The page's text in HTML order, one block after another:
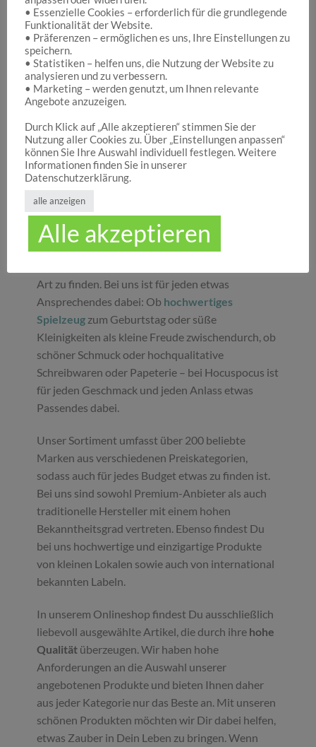
Hocuspocus – Ihr Onlineshop für die schönen
Dinge des Lebens
Hocuspocus ist die richtige Anlaufstelle für Dich,
wenn Du auf der Suche nach schönen
Geschenken , tollenSpielwarenoder
ansprechenderDekorationbist. Wir von
Hocuspocus wissen schöne Dinge stets zu
schätzen und legen daher großen Wert darauf,
dass bei uns Groß und Klein etwas finden, was sie
glücklich macht. Jeder Tag ist ein guter Anlass, um
seinen Liebsten oder sich selbst eine Freude zu
machen. Unser umfassendes Sortiment gibt Ihnen
Art zu finden. Bei uns ist für jeden etwas
Ansprechendes dabei: Ob hochwertiges
Spielzeug zum Geburtstag oder süße
Kleinigkeiten als kleine Freude zwischendurch, ob
schöner Schmuck oder hochqualitative
Schreibwaren oder Papeterie – bei Hocuspocus ist
für jeden Geschmack und jeden Anlass etwas
Passendes dabei.
Unser Sortiment umfasst über 200 beliebte
Marken aus verschiedenen Preiskategorien,
sodass auch für jedes Budget etwas zu finden ist.
Bei uns sind sowohl Premium-Anbieter als auch
traditionelle Hersteller mit einem hohen
Bekanntheitsgrad vertreten. Ebenso findest Du
bei uns hochwertige und einzigartige Produkte
von kleinen Lokalen sowie auch von international
bekannten Labeln.
In unserem Onlineshop findest Du ausschließlich
liebevoll ausgewählte Artikel, die durch ihre hohe
Qualität überzeugen. Wir haben hohe
Anforderungen an die Auswahl unserer
angebotenen Produkte und bieten Ihnen daher
aus jeder Kategorie nur das Beste an. Mit unseren
schönen Produkten möchten wir Dir dabei helfen,
etwas Zauber in Dein Leben zu bringen. Wenn
• Essenzielle Cookies – erforderlich für die grundlegende
Funktionalität der Website.
• Präferenzen – ermöglichen es uns, Ihre Einstellungen zu
speichern.
• Statistiken – helfen uns, die Nutzung der Website zu
analysieren und zu verbessern.
• Marketing – werden genutzt, um Ihnen relevante
Angebote anzuzeigen.
Durch Klick auf „Alle akzeptieren“ stimmen Sie der
Nutzung aller Cookies zu. Über „Einstellungen anpassen“
können Sie Ihre Auswahl individuell festlegen. Weitere
Informationen finden Sie in unserer
Datenschutzerklärung.
alle anzeigen
Alle akzeptieren